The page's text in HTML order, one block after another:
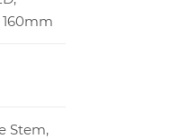
Stem,